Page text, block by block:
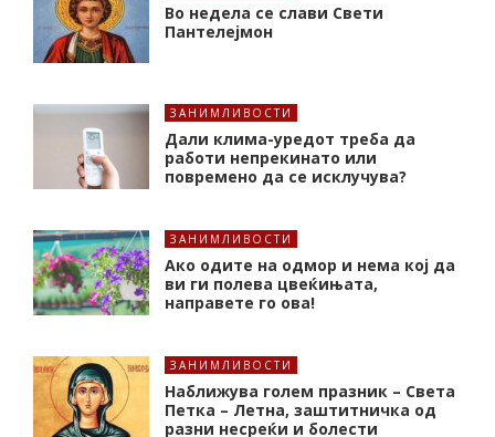
Во недела се слави Свети
Пантелејмон
ЗАНИМЛИВОСТИ
Дали клима-уредот треба да
работи непрекинато или
повремено да се исклучува?
ЗАНИМЛИВОСТИ
Ако одите на одмор и нема кој да
ви ги полева цвеќињата,
направете го ова!
ЗАНИМЛИВОСТИ
Наближува голем празник – Света
Петка – Летна, заштитничка од
разни несреќи и болести